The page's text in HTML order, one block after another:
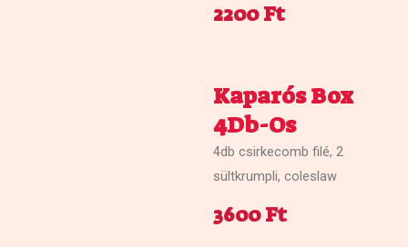
2200 Ft
Kaparós Box
4Db-Os
4db csirkecomb filé, 2
sültkrumpli, coleslaw
3600 Ft